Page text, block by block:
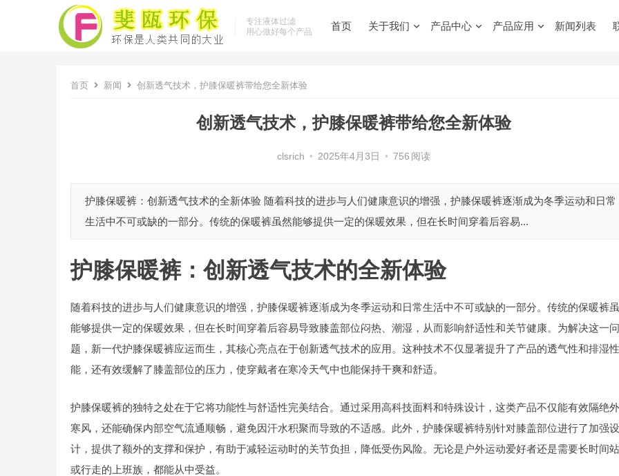
专注液体过滤
用心做好每个产品
首页 关于我们 产品中心 产品应用 新闻列表
首页 新闻 创新透气技术，护膝保暖裤带给您全新体验
创新透气技术，护膝保暖裤带给您全新体验
clsrich • 2025年4月3日 • 756 阅读
护膝保暖裤：创新透气技术的全新体验 随着科技的进步与人们健康意识的增强，护膝保暖裤逐渐成为冬季运动和日常
生活中不可或缺的一部分。传统的保暖裤虽然能够提供一定的保暖效果，但在长时间穿着后容易...
护膝保暖裤：创新透气技术的全新体验
随着科技的进步与人们健康意识的增强，护膝保暖裤逐渐成为冬季运动和日常生活中不可或缺的一部分。传统的保暖裤
能够提供一定的保暖效果，但在长时间穿着后容易导致膝盖部位闷热、潮湿，从而影响舒适性和关节健康。为解决这一问
题，新一代护膝保暖裤应运而生，其核心亮点在于创新透气技术的应用。这种技术不仅显著提升了产品的透气性和排湿性
能，还有效缓解了膝盖部位的压力，使穿戴者在寒冷天气中也能保持干爽和舒适。
护膝保暖裤的独特之处在于它将功能性与舒适性完美结合。通过采用高科技面料和特殊设计，这类产品不仅能有效隔绝
寒风，还能确保内部空气流通顺畅，避免因汗水积聚而导致的不适感。此外，护膝保暖裤特别针对膝盖部位进行了加强设
计，提供了额外的支撑和保护，有助于减轻运动时的关节负担，降低受伤风险。无论是户外运动爱好者还是需要长时间
或行走的上班族，都能从中受益。